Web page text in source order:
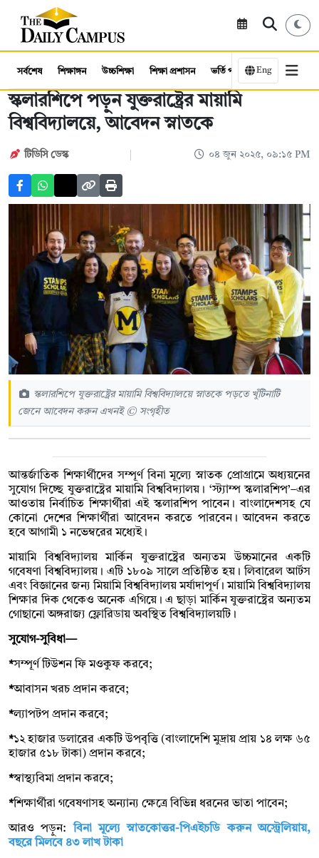
সর্বশেষ শিক্ষাঙ্গন উচ্চশিক্ষা শিক্ষা প্রশাসন ভর্তি পরীক্ষা কর্মসংস্থান
Eng
স্কলারশিপে পড়ুন যুক্তরাষ্ট্রের মায়ামি
বিশ্ববিদ্যালয়ে, আবেদন স্নাতকে
টিডিসি ডেস্ক ০৪ জুন ২০২৫, ০৯:১৫ PM
স্কলারশিপে যুক্তরাষ্ট্রের মায়ামি বিশ্ববিদ্যালয়ে স্নাতকে পড়তে খুঁটিনাটি
জেনে আবেদন করুন এখনই © সংগৃহীত
আন্তর্জাতিক শিক্ষার্থীদের সম্পূর্ণ বিনা মূল্যে স্নাতক প্রোগ্রামে অধ্যয়নের
সুযোগ দিচ্ছে যুক্তরাষ্ট্রের মায়ামি বিশ্ববিদ্যালয়। ‘স্ট্যাম্প স্কলারশিপ’–এর
আওতায় নির্বাচিত শিক্ষার্থীরা এই স্কলারশিপ পাবেন। বাংলাদেশসহ যে
কোনো দেশের শিক্ষার্থীরা আবেদন করতে পারবেন। আবেদন করতে
হবে আগামী ১ নভেম্বরের মধ্যেই।
মায়ামি বিশ্ববিদ্যালয় মার্কিন যুক্তরাষ্ট্রের অন্যতম উচ্চমানের একটি
গবেষণা বিশ্ববিদ্যালয়। এটি ১৮০৯ সালে প্রতিষ্ঠিত হয়। লিবারেল আর্টস
এবং বিজ্ঞানের জন্য মিয়ামি বিশ্ববিদ্যালয় মর্যাদাপূর্ণ। মায়ামি বিশ্ববিদ্যালয়
শিক্ষার দিক থেকেও অনেক এগিয়ে। এ ছাড়া মার্কিন যুক্তরাষ্ট্রের অন্যতম
গোছানো অঙ্গরাজ্য ফ্লোরিডায় অবস্থিত বিশ্ববিদ্যালয়টি।
সুযোগ-সুবিধা—
*সম্পূর্ণ টিউশন ফি মওকুফ করবে;
*আবাসন খরচ প্রদান করবে;
*ল্যাপটপ প্রদান করবে;
*১২ হাজার ডলারের একটি উপবৃত্তি (বাংলাদেশি মুদ্রায় প্রায় ১৪ লক্ষ ৬৫
হাজার ৫১৮ টাকা) প্রদান করবে;
*স্বাস্থ্যবিমা প্রদান করবে;
*শিক্ষার্থীরা গবেষণাসহ অন্যান্য ক্ষেত্রে বিভিন্ন ধরনের ভাতা পাবেন;
আরও পড়ুন:বিনা মূল্যে স্নাতকোত্তর-পিএইচডি করুন অস্ট্রেলিয়ায়,
বছরে মিলবে ৪৩ লাখ টাকা